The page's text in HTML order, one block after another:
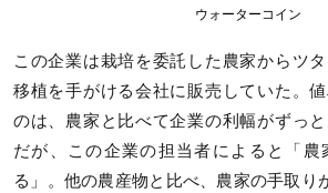
ウォーターコイン
この企業は栽培を委託した農家からツ
移植を手がける会社に販売していた。
のは、農家と比べて企業の利幅がずっと
だが、この企業の担当者によると「農
る」。他の農産物と比べ、農家の手取り